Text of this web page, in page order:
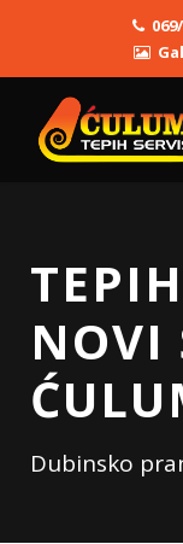
NOVI
Dubinsko